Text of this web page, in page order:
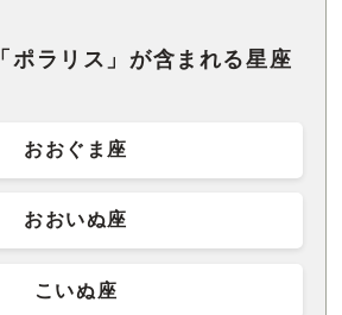
ポラリス」が含まれる星座
おおぐま座
おおいぬ座
こいぬ座